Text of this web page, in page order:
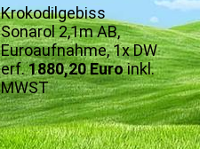
Krokodilgebiss
Sonarol 2,1m AB,
Euroaufnahme, 1x DW
erf.1880,20 Euroinkl.
MWST